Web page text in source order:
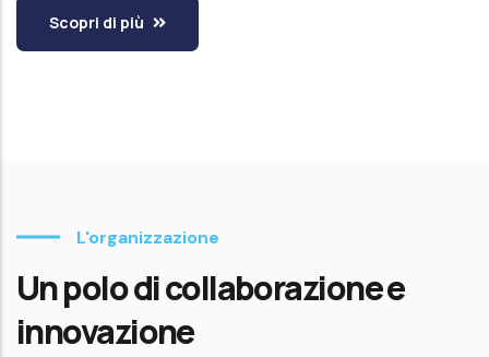
Scopri di più
L'organizzazione
Un polo di collaborazione e
innovazione